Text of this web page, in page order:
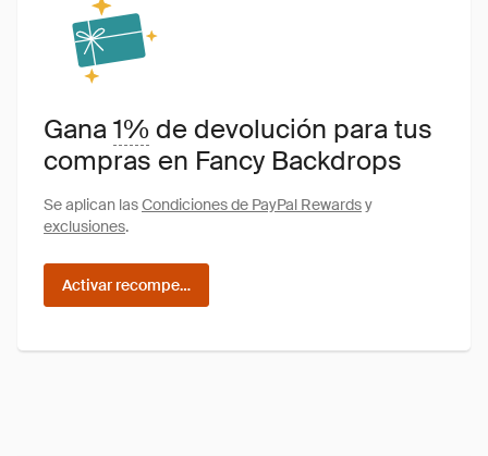
Gana1% de devolución para tus
compras en Fancy Backdrops
Se aplican lasCondiciones de PayPal Rewardsy
exclusiones.
Activar recompensas